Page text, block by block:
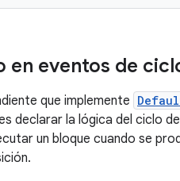
eventos de
que implemente
declarar la lógica del ciclo
un bloque cuando se